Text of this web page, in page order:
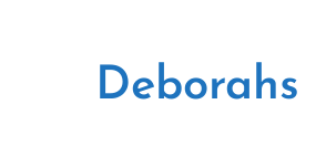
Deborahs